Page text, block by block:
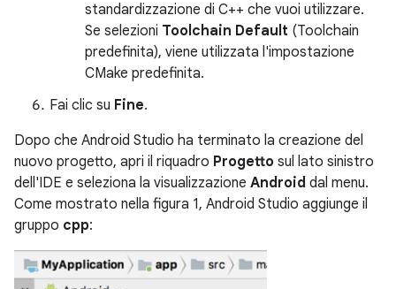
standardizzazione di C++ che vuoi utilizzare.
Se selezioni Toolchain Default (Toolchain
predefinita), viene utilizzata l'impostazione
CMake predefinita.
Fai clic su Fine.
Dopo che Android Studio ha terminato la creazione del
nuovo progetto, apri il riquadro Progetto sul lato sinistro
dell'IDE e seleziona la visualizzazione Android dal menu.
Come mostrato nella figura 1, Android Studio aggiunge il
gruppo cpp: